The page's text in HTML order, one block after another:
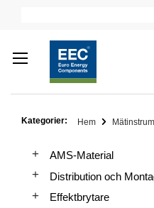
Kategorier: Hem
AMS-Material
Distribution och
Effektbrytare